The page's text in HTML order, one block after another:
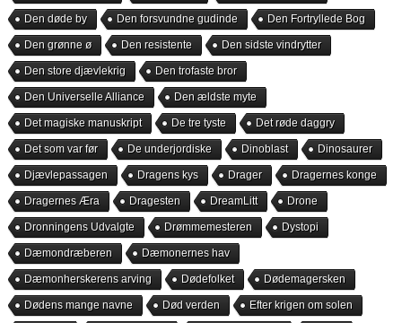
Den døde by Den forsvundne gudinde Den Fortryllede Bog
Den grønne ø Den resistente Den sidste vindrytter
Den store djævlekrig Den trofaste bror
Den Universelle Alliance Den ældste myte
Det magiske manuskript De tre tyste Det røde daggry
Det som var før De underjordiske Dinoblast Dinosaurer
Djævlepassagen Dragens kys Drager Dragernes konge
Dragernes Æra Dragesten DreamLitt Drone
Dronningens Udvalgte Drømmemesteren Dystopi
Dæmondræberen Dæmonernes hav
Dæmonherskerens arving Dødefolket Dødemagersken
Dødens mange navne Død verden Efter krigen om solen